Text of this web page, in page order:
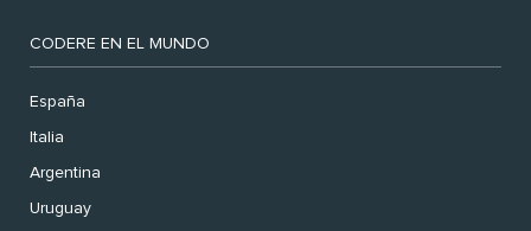
CODERE EN EL MUNDO
España
Italia
Argentina
Uruguay